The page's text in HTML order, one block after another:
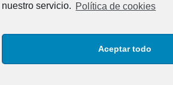
nuestro servicio. Política de cookies
Aceptar todo
Adopcion
Busco casa de acogida para mi perrita ya que
POLÍTICA DE COOKIES